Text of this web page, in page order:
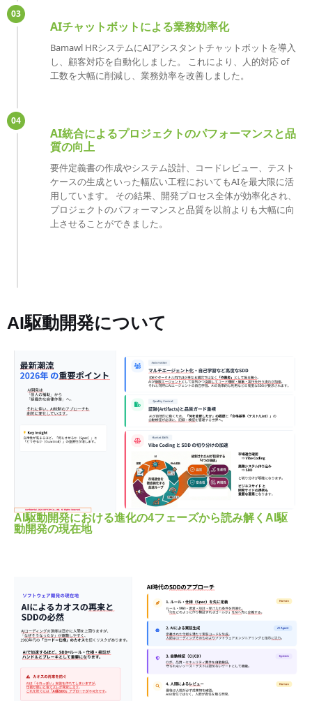
03
AIチャットボットによる業務効率化
Bamawl HRシステムにAIアシスタントチャットボットを導入
し、顧客対応を自動化しました。 これにより、人的対応 of
工数を大幅に削減し、業務効率を改善しました。
04
AI統合によるプロジェクトのパフォーマンスと品
質の向上
要件定義書の作成やシステム設計、コードレビュー、テスト
ケースの生成といった幅広い工程においてもAIを最大限に活
用しています。 その結果、開発プロセス全体が効率化され、
プロジェクトのパフォーマンスと品質を以前よりも大幅に向
上させることができました。
AI駆動開発について
AI駆動開発における進化の4フェーズから読み解くAI駆
動開発の現在地